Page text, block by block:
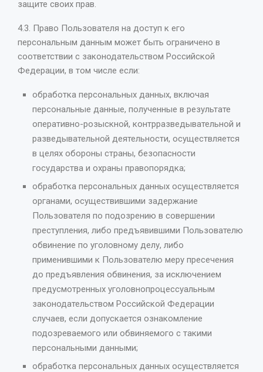
защите своих прав.
4.3. Право Пользователя на доступ к его
персональным данным может быть ограничено в
соответствии с законодательством Российской
Федерации, в том числе если:
обработка персональных данных, включая
персональные данные, полученные в результате
оперативно-розыскной, контрразведывательной и
разведывательной деятельности, осуществляется
в целях обороны страны, безопасности
государства и охраны правопорядка;
обработка персональных данных осуществляется
органами, осуществившими задержание
Пользователя по подозрению в совершении
преступления, либо предъявившими Пользователю
обвинение по уголовному делу, либо
применившими к Пользователю меру пресечения
до предъявления обвинения, за исключением
предусмотренных уголовнопроцессуальным
законодательством Российской Федерации
случаев, если допускается ознакомление
подозреваемого или обвиняемого с такими
персональными данными;
обработка персональных данных осуществляется